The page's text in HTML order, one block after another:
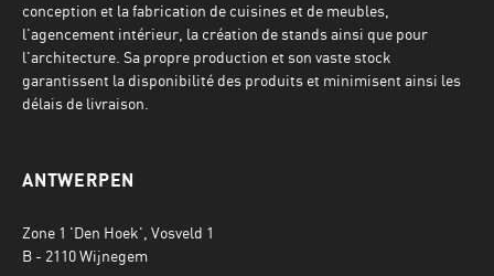
conception et la fabrication de cuisines et de meubles,
l'agencement intérieur, la création de stands ainsi que pour
l'architecture. Sa propre production et son vaste stock
garantissent la disponibilité des produits et minimisent ainsi les
délais de livraison.
ANTWERPEN
Zone 1 'Den Hoek', Vosveld 1
B - 2110 Wijnegem